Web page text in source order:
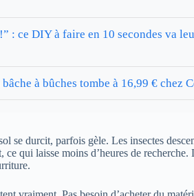
: ce DIY à faire en 10 secondes va
à bûches tombe à 16,99 € chez
se durcit, parfois gèle. Les insectes
ce qui laisse moins d’heures de